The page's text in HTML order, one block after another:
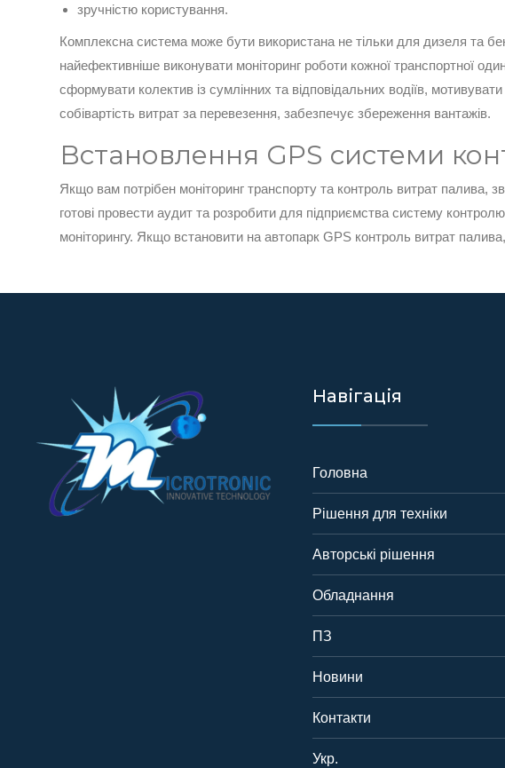
зручністю користування.
Комплексна система може бути використана не тільки для дизеля та
найефективніше виконувати моніторинг роботи кожної транспортної
сформувати колектив із сумлінних та відповідальних водіїв,
собівартість витрат за перевезення, забезпечує збереження вантажів.
Встановлення GPS системи
Якщо вам потрібен моніторинг транспорту та контроль витрат палива,
готові провести аудит та розробити для підприємства систему
моніторингу. Якщо встановити на автопарк GPS контроль витрат
Навігація
Головна
Рішення для техніки
Авторські рішення
Обладнання
ПЗ
Новини
Контакти
Укр.